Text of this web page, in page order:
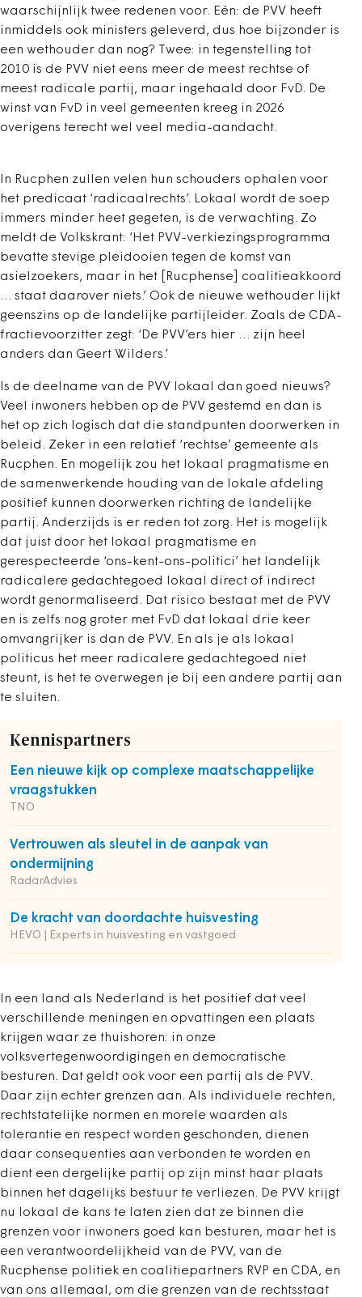
waarschijnlijk twee redenen voor. Eén: de PVV heeft
inmiddels ook ministers geleverd, dus hoe bijzonder is
een wethouder dan nog? Twee: in tegenstelling tot
2010 is de PVV niet eens meer de meest rechtse of
meest radicale partij, maar ingehaald door FvD. De
winst van FvD in veel gemeenten kreeg in 2026
overigens terecht wel veel media-aandacht.
In Rucphen zullen velen hun schouders ophalen voor
het predicaat ‘radicaalrechts’. Lokaal wordt de soep
immers minder heet gegeten, is de verwachting. Zo
meldt de Volkskrant: ‘Het PVV-verkiezingsprogramma
bevatte stevige pleidooien tegen de komst van
asielzoekers, maar in het [Rucphense] coalitieakkoord
… staat daarover niets.’ Ook de nieuwe wethouder lijkt
geenszins op de landelijke partijleider. Zoals de CDA-
fractievoorzitter zegt: ‘De PVV’ers hier … zijn heel
anders dan Geert Wilders.’
Is de deelname van de PVV lokaal dan goed nieuws?
Veel inwoners hebben op de PVV gestemd en dan is
het op zich logisch dat die standpunten doorwerken in
beleid. Zeker in een relatief ‘rechtse’ gemeente als
Rucphen. En mogelijk zou het lokaal pragmatisme en
de samenwerkende houding van de lokale afdeling
positief kunnen doorwerken richting de landelijke
partij. Anderzijds is er reden tot zorg. Het is mogelijk
dat juist door het lokaal pragmatisme en
gerespecteerde ‘ons-kent-ons-politici’ het landelijk
radicalere gedachtegoed lokaal direct of indirect
wordt genormaliseerd. Dat risico bestaat met de PVV
en is zelfs nog groter met FvD dat lokaal drie keer
omvangrijker is dan de PVV. En als je als lokaal
politicus het meer radicalere gedachtegoed niet
steunt, is het te overwegen je bij een andere partij aan
te sluiten.
Kennispartners
Een nieuwe kijk op complexe maatschappelijke
vraagstukken
TNO
Vertrouwen als sleutel in de aanpak van
ondermijning
RadarAdvies
De kracht van doordachte huisvesting
HEVO | Experts in huisvesting en vastgoed
In een land als Nederland is het positief dat veel
verschillende meningen en opvattingen een plaats
krijgen waar ze thuishoren: in onze
volksvertegenwoordigingen en democratische
besturen. Dat geldt ook voor een partij als de PVV.
Daar zijn echter grenzen aan. Als individuele rechten,
rechtstatelijke normen en morele waarden als
tolerantie en respect worden geschonden, dienen
daar consequenties aan verbonden te worden en
dient een dergelijke partij op zijn minst haar plaats
binnen het dagelijks bestuur te verliezen. De PVV krijgt
nu lokaal de kans te laten zien dat ze binnen die
grenzen voor inwoners goed kan besturen, maar het is
een verantwoordelijkheid van de PVV, van de
Rucphense politiek en coalitiepartners RVP en CDA, en
van ons allemaal, om die grenzen van de rechtsstaat